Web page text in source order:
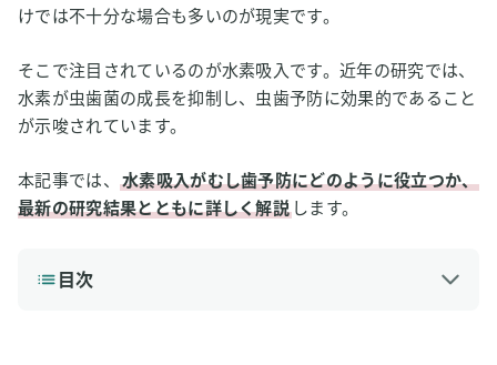
けでは不十分な場合も多いのが現実です。
そこで注目されているのが水素吸入です。近年の研究では、
水素が虫歯菌の成長を抑制し、虫歯予防に効果的であること
が示唆されています。
本記事では、
水素吸入がむし歯予防にどのように役立つか、
最新の研究結果とともに詳しく解説 します。
目次